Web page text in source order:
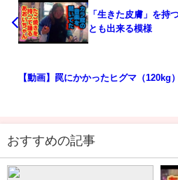
「生きた皮膚」を持
とも出来る模様
【動画】罠にかかったヒグマ（120kg
おすすめの記事